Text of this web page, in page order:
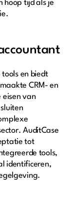
hoop tijd als je
en biedt
CRM- en
eisen van
AuditCase
tot
tools,
identificeren,